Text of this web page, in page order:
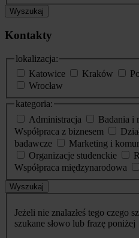
Wyszukaj
Kontakty
lokalizacja:
Katowice
Kraków
Wrocław
kategoria:
Administracja
Badania i
Współpraca z biznesem
badawcze
Marketing i
Organizacje studenckie
Współpraca międzynarodowa
Wyszukaj
Jeżeli nie znalazłeś tego czego
szukane słowo lub frazę poniżej